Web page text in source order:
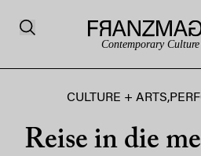
Contemporary
CULTURE + ARTS,
Reise in die